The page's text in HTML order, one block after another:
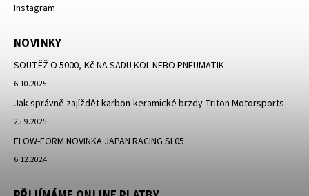
Instagram
NOVINKY
SOUTĚŽ O 5000,-Kč NA SADU KOL NEBO PNEUMATIK
6.10.2025
Jak správně zajíždět karbon-keramické brzdy Triton Motorsports
25.9.2025
FLOW-FORM NOVINKA JAPAN RACING SL05
6.12.2024